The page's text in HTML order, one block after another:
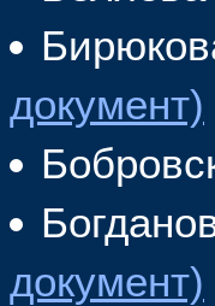
документ)
документ)